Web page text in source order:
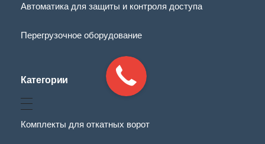
Автоматика для защиты и контроля доступа
Перегрузочное оборудование
Категории
Комплекты для откатных ворот